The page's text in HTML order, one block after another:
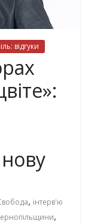
відгуки
, інтерв'ю
,